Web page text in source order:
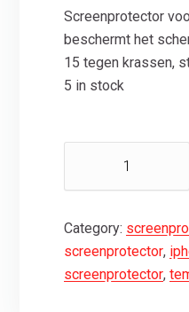
Screenprotector
beschermt het
15 tegen krassen,
5 in stock
Category:
screenprotector,
screenprotector,